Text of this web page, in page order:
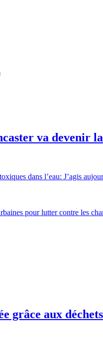
va devenir
dans l’eau: J’agis
pour lutter contre les
grâce aux